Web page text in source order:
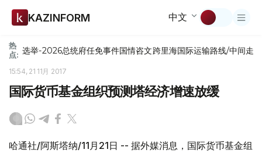
KAZINFORM 中文
热
点: 选举-2026总统府任免事件国情咨文跨里海国际运输路线/中间走廊
15:54, 21 11月 2017
国际货币基金组织预测塔经济增速放缓
哈通社/阿斯塔纳/11月21日 -- 据外媒消息，国际货币基金组